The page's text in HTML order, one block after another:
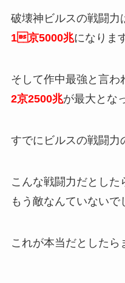
破壊神ビルスの戦闘力
1京5000兆になりま
そして作中最強と言わ
2京2500兆が最大とな
すでにビルスの戦闘力
こんな戦闘力だとした
もう敵なんていないで
これが本当だとしたら